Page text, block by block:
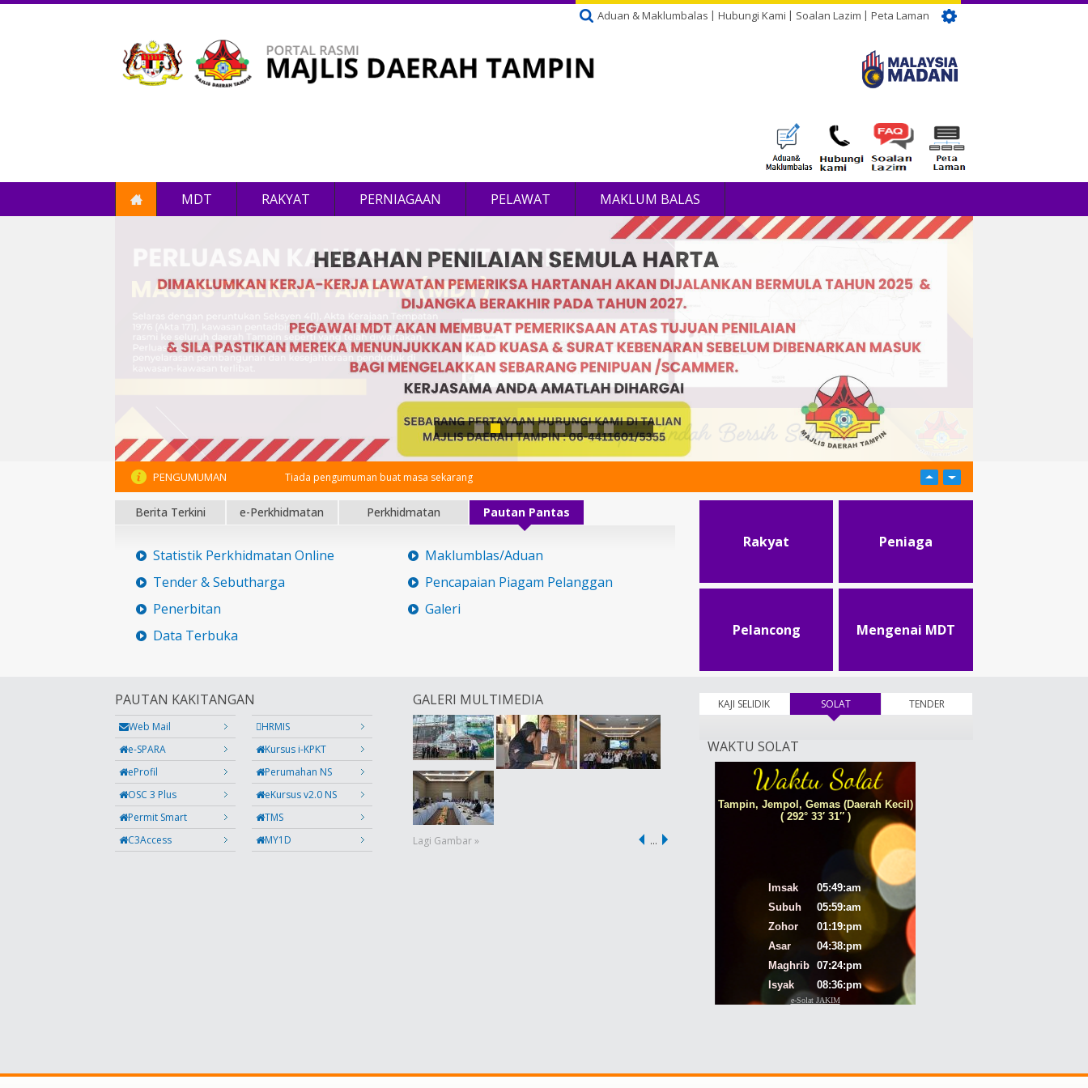
Aduan & Maklumbalas Hubungi Kami Soalan Lazim Peta Laman
MDT RAKYAT PERNIAGAAN PELAWAT MAKLUM BALAS
PENGUMUMAN Tiada pengumuman buat masa sekarang
Berita Terkini e-Perkhidmatan Perkhidmatan Pautan Pantas
Statistik Perkhidmatan Online
Tender & Sebutharga
Penerbitan
Data Terbuka
Maklumblas/Aduan
Pencapaian Piagam Pelanggan
Galeri
Rakyat Peniaga
Pelancong Mengenai MDT
PAUTAN KAKITANGAN
Web Mail
HRMIS
e-SPARA
Kursus i-KPKT
eProfil
Perumahan NS
OSC 3 Plus
eKursus v2.0 NS
Permit Smart
TMS
C3Access
MY1D
GALERI MULTIMEDIA
Lagi Gambar » …
KAJI SELIDIK SOLAT(tab aktif) TENDER
WAKTU SOLAT